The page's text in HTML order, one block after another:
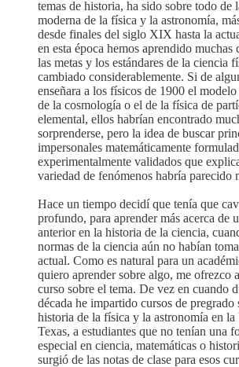
temas de historia, ha sido sobre todo de
moderna de la física y la astronomía,
desde finales del siglo XIX hasta la
en esta época hemos aprendido muchas
las metas y los estándares de la ciencia
cambiado considerablemente. Si de
enseñara a los físicos de 1900 el modelo
de la cosmología o el de la física de
elemental, ellos habrían encontrado
sorprenderse, pero la idea de buscar
impersonales matemáticamente
experimentalmente validados que
variedad de fenómenos habría parecido
Hace un tiempo decidí que tenía que
profundo, para aprender más acerca de
anterior en la historia de la ciencia,
normas de la ciencia aún no habían
actual. Como es natural para un
quiero aprender sobre algo, me ofrezco
curso sobre el tema. De vez en cuando
década he impartido cursos de pregrado
historia de la física y la astronomía en
Texas, a estudiantes que no tenían una
especial en ciencia, matemáticas o
surgió de las notas de clase para esos